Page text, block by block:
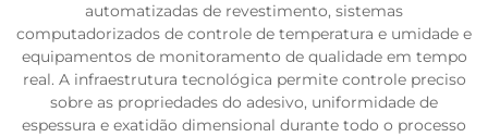
automatizadas de revestimento, sistemas
computadorizados de controle de temperatura e umidade e
equipamentos de monitoramento de qualidade em tempo
real. A infraestrutura tecnológica permite controle preciso
sobre as propriedades do adesivo, uniformidade de
espessura e exatidão dimensional durante todo o processo